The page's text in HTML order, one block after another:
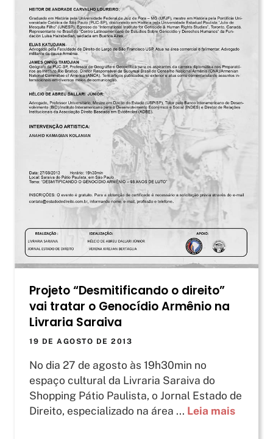
Projeto “Desmitificando o direito”
vai tratar o Genocídio Armênio na
Livraria Saraiva
19 DE AGOSTO DE 2013
No dia 27 de agosto às 19h30min no
espaço cultural da Livraria Saraiva do
Shopping Pátio Paulista, o Jornal Estado de
Direito, especializado na área ... Leia mais